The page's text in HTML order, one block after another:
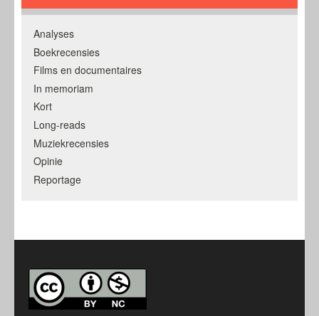
Analyses
Boekrecensies
Films en documentaires
In memoriam
Kort
Long-reads
Muziekrecensies
Opinie
Reportage